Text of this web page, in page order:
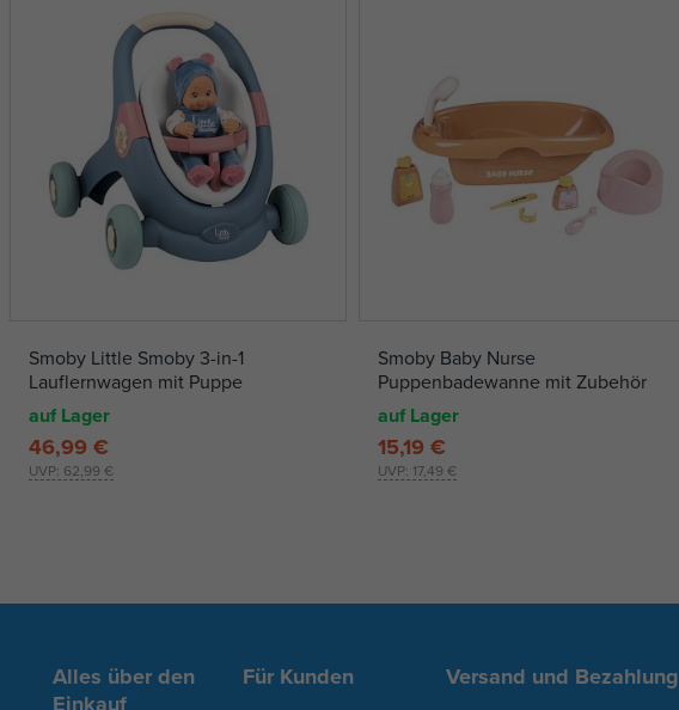
Smoby Little Smoby 3-in-1
Lauflernwagen mit Puppe
auf Lager
UVP: 62,99 €
46,99 €
Smoby Baby Nurse
Puppenbadewanne mit Zubehör
auf Lager
UVP: 17,49 €
15,19 €
Alles über den
Einkauf
Für Kunden Versand und Bezahlung